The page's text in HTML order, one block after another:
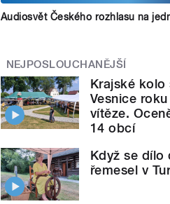
Audiosvět Českého rozhlasu na
NEJPOSLOUCHANĚJŠÍ
Krajské kolo
Vesnice
vítěze.
14 obcí
Když se dílo
řemesel v